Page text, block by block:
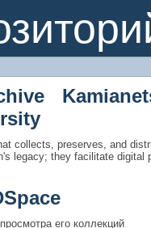
collects, preserves, and
legacy; they facilitate digital
его коллекций